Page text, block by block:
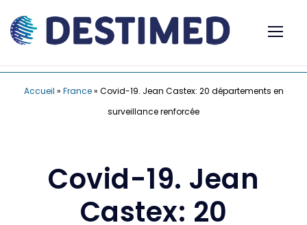
Accueil » France» Covid-19. Jean Castex: 20 départements en
surveillance renforcée
Covid-19. Jean
Castex: 20